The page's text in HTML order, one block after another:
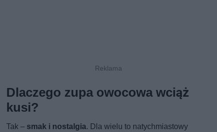
Dlaczego zupa owocowa wciąż
kusi?
Tak – smak i nostalgia. Dla wielu to natychmiastowy